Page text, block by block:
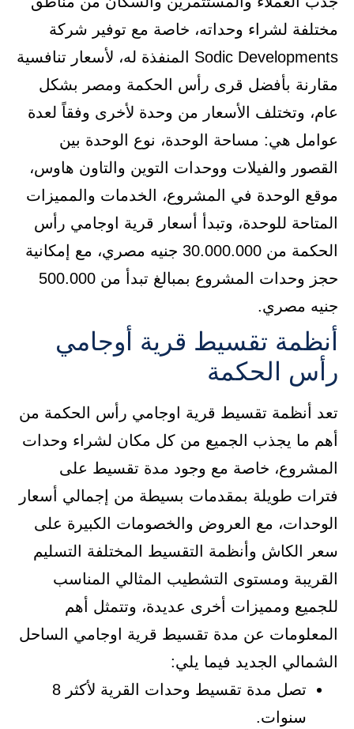
مختلفة لشراء وحداته، خاصة مع توفير شركة
Sodic Developments المنفذة له، لأسعار تنافسية
مقارنة بأفضل قرى رأس الحكمة ومصر بشكل
عام، وتختلف الأسعار من وحدة لأخرى وفقاً لعدة
عوامل هي: مساحة الوحدة، نوع الوحدة بين
القصور والفيلات ووحدات التوين والتاون هاوس،
موقع الوحدة في المشروع، الخدمات والمميزات
المتاحة للوحدة، وتبدأ أسعار قرية اوجامي رأس
الحكمة من 30.000.000 جنيه مصري، مع إمكانية
حجز وحدات المشروع بمبالغ تبدأ من 500.000
جنيه مصري.
أنظمة تقسيط قرية أوجامي
رأس الحكمة
تعد أنظمة تقسيط قرية اوجامي رأس الحكمة من
أهم ما يجذب الجميع من كل مكان لشراء وحدات
المشروع، خاصة مع وجود مدة تقسيط على
فترات طويلة بمقدمات بسيطة من إجمالي أسعار
الوحدات، مع العروض والخصومات الكبيرة على
سعر الكاش وأنظمة التقسيط المختلفة التسليم
القريبة ومستوى التشطيب المثالي المناسب
للجميع ومميزات أخرى عديدة، وتتمثل أهم
المعلومات عن مدة تقسيط قرية اوجامي الساحل
الشمالي الجديد فيما يلي:
تصل مدة تقسيط وحدات القرية لأكثر 8
سنوات.